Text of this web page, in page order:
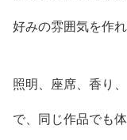
好みの雰囲気を作
照明、座席、香り
で、同じ作品でも